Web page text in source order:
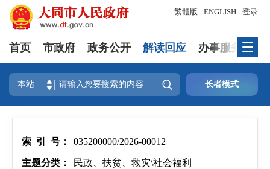
登录
繁體版 ENGLISH
首页 市政府 政务公开 解读回应 办事服务
本站  长者模式
索 引 号： 035200000/2026-00012
主题分类： 民政、扶贫、救灾\社会福利